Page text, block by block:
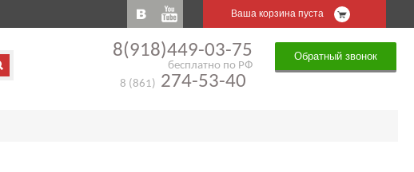
Ваша корзина пуста
8(918)449-03-75
бесплатно по РФ
8 (861) 274-53-40
Обратный звонок